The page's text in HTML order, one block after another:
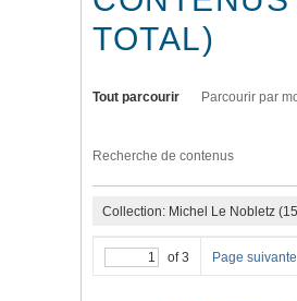
TOTAL)
Tout parcourir Parcourir par
Recherche de contenus
Collection: Michel Le Nobletz
of 3 Page suivante